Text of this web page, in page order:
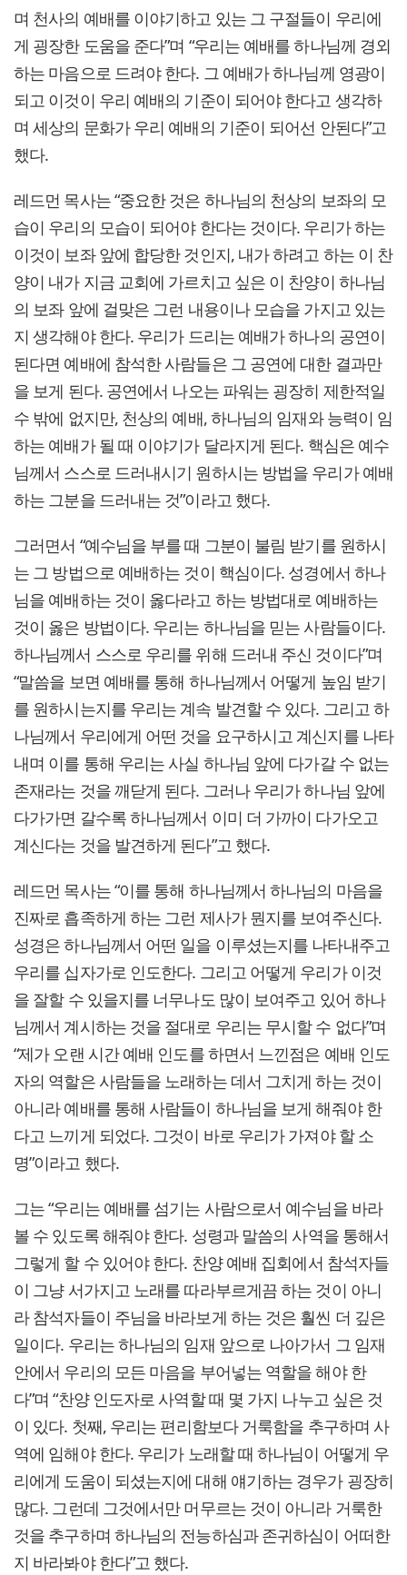
며 천사의 예배를 이야기하고 있는 그 구절들이 우리에
게 굉장한 도움을 준다”며 “우리는 예배를 하나님께 경외
하는 마음으로 드려야 한다. 그 예배가 하나님께 영광이
되고 이것이 우리 예배의 기준이 되어야 한다고 생각하
며 세상의 문화가 우리 예배의 기준이 되어선 안된다”고
했다.
레드먼 목사는 “중요한 것은 하나님의 천상의 보좌의 모
습이 우리의 모습이 되어야 한다는 것이다. 우리가 하는
이것이 보좌 앞에 합당한 것인지, 내가 하려고 하는 이 찬
양이 내가 지금 교회에 가르치고 싶은 이 찬양이 하나님
의 보좌 앞에 걸맞은 그런 내용이나 모습을 가지고 있는
지 생각해야 한다. 우리가 드리는 예배가 하나의 공연이
된다면 예배에 참석한 사람들은 그 공연에 대한 결과만
을 보게 된다. 공연에서 나오는 파워는 굉장히 제한적일
수 밖에 없지만, 천상의 예배, 하나님의 임재와 능력이 임
하는 예배가 될 때 이야기가 달라지게 된다. 핵심은 예수
님께서 스스로 드러내시기 원하시는 방법을 우리가 예배
하는 그분을 드러내는 것”이라고 했다.
그러면서 “예수님을 부를 때 그분이 불림 받기를 원하시
는 그 방법으로 예배하는 것이 핵심이다. 성경에서 하나
님을 예배하는 것이 옳다라고 하는 방법대로 예배하는
것이 옳은 방법이다. 우리는 하나님을 믿는 사람들이다.
하나님께서 스스로 우리를 위해 드러내 주신 것이다”며
“말씀을 보면 예배를 통해 하나님께서 어떻게 높임 받기
를 원하시는지를 우리는 계속 발견할 수 있다. 그리고 하
나님께서 우리에게 어떤 것을 요구하시고 계신지를 나타
내며 이를 통해 우리는 사실 하나님 앞에 다가갈 수 없는
존재라는 것을 깨닫게 된다. 그러나 우리가 하나님 앞에
다가가면 갈수록 하나님께서 이미 더 가까이 다가오고
계신다는 것을 발견하게 된다”고 했다.
레드먼 목사는 “이를 통해 하나님께서 하나님의 마음을
진짜로 흡족하게 하는 그런 제사가 뭔지를 보여주신다.
성경은 하나님께서 어떤 일을 이루셨는지를 나타내주고
우리를 십자가로 인도한다. 그리고 어떻게 우리가 이것
을 잘할 수 있을지를 너무나도 많이 보여주고 있어 하나
님께서 계시하는 것을 절대로 우리는 무시할 수 없다”며
“제가 오랜 시간 예배 인도를 하면서 느낀점은 예배 인도
자의 역할은 사람들을 노래하는 데서 그치게 하는 것이
아니라 예배를 통해 사람들이 하나님을 보게 해줘야 한
다고 느끼게 되었다. 그것이 바로 우리가 가져야 할 소
명”이라고 했다.
그는 “우리는 예배를 섬기는 사람으로서 예수님을 바라
볼 수 있도록 해줘야 한다. 성령과 말씀의 사역을 통해서
그렇게 할 수 있어야 한다. 찬양 예배 집회에서 참석자들
이 그냥 서가지고 노래를 따라부르게끔 하는 것이 아니
라 참석자들이 주님을 바라보게 하는 것은 훨씬 더 깊은
일이다. 우리는 하나님의 임재 앞으로 나아가서 그 임재
안에서 우리의 모든 마음을 부어넣는 역할을 해야 한
다”며 “찬양 인도자로 사역할 때 몇 가지 나누고 싶은 것
이 있다. 첫째, 우리는 편리함보다 거룩함을 추구하며 사
역에 임해야 한다. 우리가 노래할 때 하나님이 어떻게 우
리에게 도움이 되셨는지에 대해 얘기하는 경우가 굉장히
많다. 그런데 그것에서만 머무르는 것이 아니라 거룩한
것을 추구하며 하나님의 전능하심과 존귀하심이 어떠한
지 바라봐야 한다”고 했다.